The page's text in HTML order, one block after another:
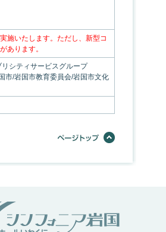
施いたします。ただし、新型コ
あります。
リシティサービスグループ
市/岩国市教育委員会/岩国市文化